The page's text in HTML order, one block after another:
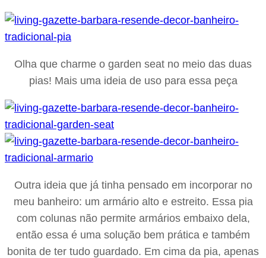
Olha que charme o garden seat no meio das duas
pias! Mais uma ideia de uso para essa peça
Outra ideia que já tinha pensado em incorporar no
meu banheiro: um armário alto e estreito. Essa pia
com colunas não permite armários embaixo dela,
então essa é uma solução bem prática e também
bonita de ter tudo guardado. Em cima da pia, apenas